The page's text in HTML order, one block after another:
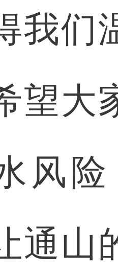
我们
望大
风
通山